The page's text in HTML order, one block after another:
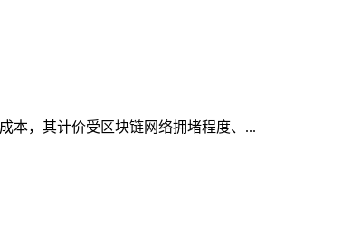
本，其计价受区块链网络拥堵程度、...